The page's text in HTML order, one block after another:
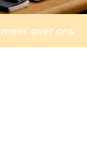
meer over ons